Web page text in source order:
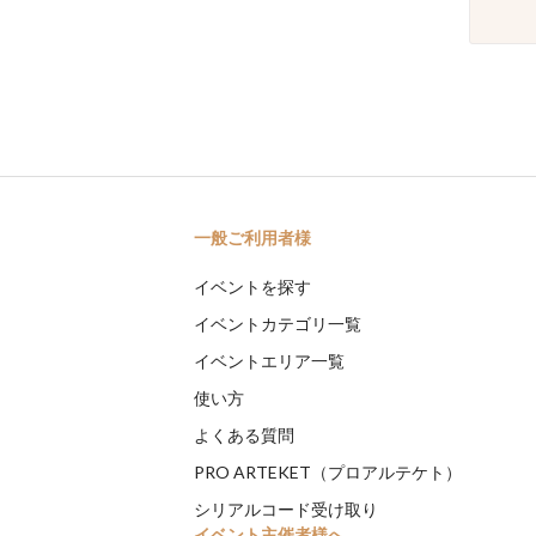
一般ご利用者様
イベントを探す
イベントカテゴリ一覧
イベントエリア一覧
使い方
よくある質問
PRO ARTEKET（プロアルテケト）
シリアルコード受け取り